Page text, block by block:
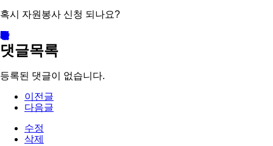
혹시 자원봉사 신청 되나요?
댓글목록
등록된 댓글이 없습니다.
이전글
다음글
수정
삭제